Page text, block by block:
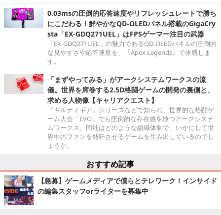
0.03msの圧倒的応答速度やリフレッシュレートで勝ち
にこだわる！鮮やかなQD-OLEDパネル搭載のGigaCry
sta「EX-GDQ271UEL」はFPSゲーマー注目の武器
「EX-GDQ271UEL」の魅力であるQD-OLEDパネルの圧倒的
な見やすさや応答速度を、『Apex Legends』で体感しま
す。
「まずやってみる」がアークシステムワークスの流
儀。世界を席巻する2.5D格闘ゲームの開発の裏側と、
求める人物像【キャリアクエスト】
『ギルティギア』シリーズなどで知られ、世界的な格闘ゲ
ーム大会「EVO」でも圧倒的な存在感を放つアークシステ
ムワークス。同社はどのような組織体制で、いかにして世
界中のファンを熱狂させるゲームを生み出しているのでし
ょうか。
おすすめ記事
【急募】ゲームメディアで僕らとテレワーク！インサイド
の編集スタッフorライターを募集中